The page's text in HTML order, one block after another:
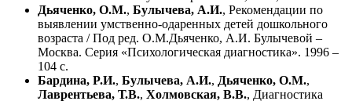
Дьяченко, О.М., Булычева, А.И., Рекомендации по
выявлении умственно-одаренных детей дошкольного
возраста / Под ред. О.М.Дьяченко, А.И. Булычевой –
Москва. Серия «Психологическая диагностика». 1996 –
104 с.
Бардина, P.И., Булычева, А.И., Дьяченко, О.М.,
Лаврентьева, Т.В., Холмовская, В.В., Диагностика